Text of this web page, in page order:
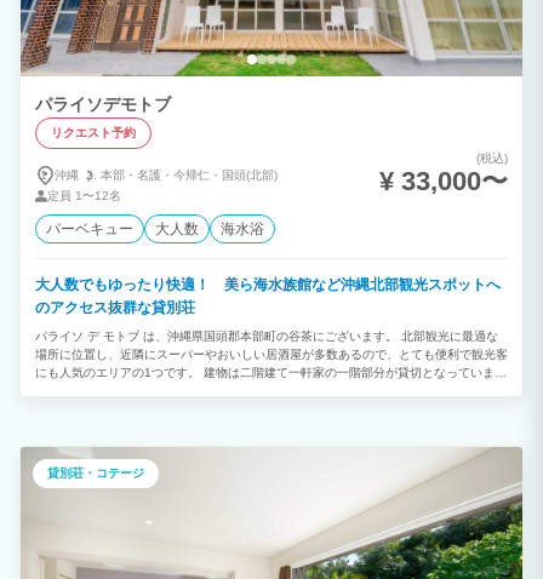
パライソデモトブ
リクエスト予約
沖縄 本部・ 名護・ 今帰仁・ 国頭(北部)
定員 1〜12名
(税込)
¥ 33,000〜
バーベキュー 大人数 海水浴
大人数でもゆったり快適！ 美ら海水族館など沖縄北部観光スポットへ
のアクセス抜群な貸別荘
パライソ デ モトブ は、沖縄県国頭郡本部町の谷茶にございます。 北部観光に最適な
場所に位置し、近隣にスーパーやおいしい居酒屋が多数あるので、とても便利で観光客
にも人気のエリアの1つです。 建物は二階建て一軒家の一階部分が貸切となっています
囲うように木や植物が生えているため、近隣から隔離されたプライベート空間となって
おります。 多忙な日常を忘れ、リラックスできます。テントを持ち込んでお庭でキャ
ンプをしていただいても構いません。手持ち花火もＯＫです。 ウッドデッキや庇部分
の照明を消すと、晴れている日は星が見えます。 大人数の友達同士・模合仲間でワイ
ワイするのも良し、ファミリーでゆっくり過ごすも良しのペンションです。 バーベキ
ューセットもご用意しておりますので皆さんでお楽しみ下さい♪
貸別荘・コテージ